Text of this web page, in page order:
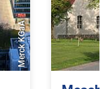
Merck KGaA